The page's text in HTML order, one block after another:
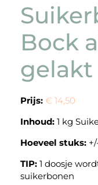
Bock
gelakt
Prijs: € 14,50
Inhoud: 1 kg
Hoeveel stuks:
TIP: 1 doosje
suikerbonen